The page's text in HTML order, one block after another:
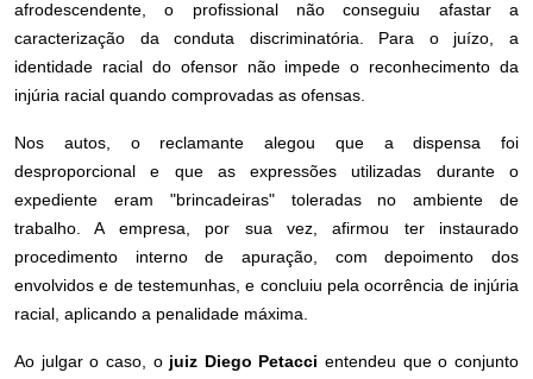
afrodescendente, o profissional não conseguiu afastar a
caracterização da conduta discriminatória. Para o juízo, a
identidade racial do ofensor não impede o reconhecimento da
injúria racial quando comprovadas as ofensas.
Nos autos, o reclamante alegou que a dispensa foi
desproporcional e que as expressões utilizadas durante o
expediente eram "brincadeiras" toleradas no ambiente de
trabalho. A empresa, por sua vez, afirmou ter instaurado
procedimento interno de apuração, com depoimento dos
envolvidos e de testemunhas, e concluiu pela ocorrência de injúria
racial, aplicando a penalidade máxima.
Ao julgar o caso, ojuiz Diego Petacci entendeu que o conjunto